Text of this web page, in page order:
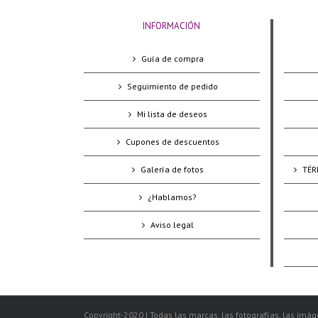
INFORMACIÓN
Guía de compra
Seguimiento de pedido
Mi lista de deseos
Cupones de descuentos
Galería de fotos
¿Hablamos?
Aviso legal
Copyright-2020 | Todas las marcas, las fotografías, las